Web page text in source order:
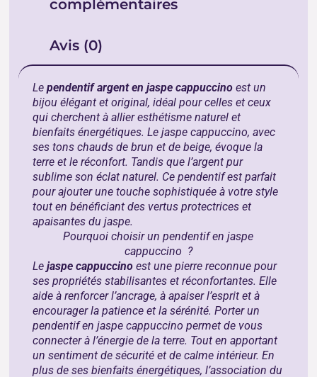
complémentaires
Avis (0)
Lependentif argent en jaspe cappuccino est un
bijou élégant et original, idéal pour celles et ceux
qui cherchent à allier esthétisme naturel et
bienfaits énergétiques. Le jaspe cappuccino, avec
ses tons chauds de brun et de beige, évoque la
terre et le réconfort. Tandis que l’argent pur
sublime son éclat naturel. Ce pendentif est parfait
pour ajouter une touche sophistiquée à votre style
tout en bénéficiant des vertus protectrices et
apaisantes du jaspe.
Pourquoi choisir un pendentif en jaspe
cappuccino ?
Lejaspe cappuccino est une pierre reconnue pour
ses propriétés stabilisantes et réconfortantes. Elle
aide à renforcer l’ancrage, à apaiser l’esprit et à
encourager la patience et la sérénité. Porter un
pendentif en jaspe cappuccino permet de vous
connecter à l’énergie de la terre. Tout en apportant
un sentiment de sécurité et de calme intérieur. En
plus de ses bienfaits énergétiques, l’association du